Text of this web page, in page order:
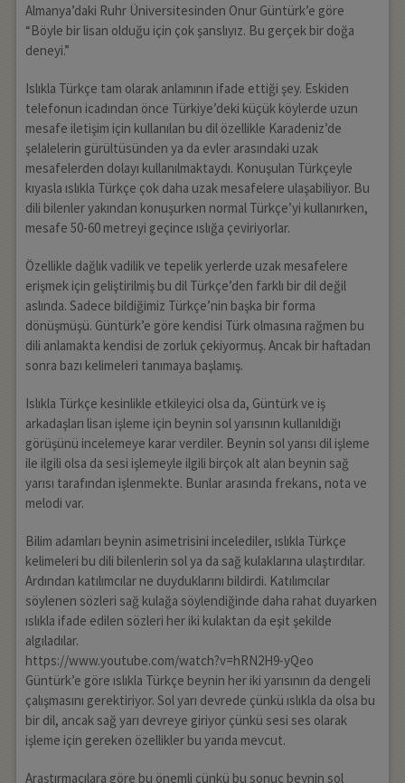
Almanya’daki Ruhr Üniversitesinden Onur Güntürk’e göre
“Böyle bir lisan olduğu için çok şanslıyız. Bu gerçek bir doğa
deneyi.”
Islıkla Türkçe tam olarak anlamının ifade ettiği şey. Eskiden
telefonun icadından önce Türkiye’deki küçük köylerde uzun
mesafe iletişim için kullanılan bu dil özellikle Karadeniz’de
şelalelerin gürültüsünden ya da evler arasındaki uzak
mesafelerden dolayı kullanılmaktaydı. Konuşulan Türkçeyle
kıyasla ıslıkla Türkçe çok daha uzak mesafelere ulaşabiliyor. Bu
dili bilenler yakından konuşurken normal Türkçe’yi kullanırken,
mesafe 50-60 metreyi geçince ıslığa çeviriyorlar.
Özellikle dağlık vadilik ve tepelik yerlerde uzak mesafelere
erişmek için geliştirilmiş bu dil Türkçe’den farklı bir dil değil
aslında. Sadece bildiğimiz Türkçe’nin başka bir forma
dönüşmüşü. Güntürk’e göre kendisi Türk olmasına rağmen bu
dili anlamakta kendisi de zorluk çekiyormuş. Ancak bir haftadan
sonra bazı kelimeleri tanımaya başlamış.
Islıkla Türkçe kesinlikle etkileyici olsa da, Güntürk ve iş
arkadaşları lisan işleme için beynin sol yarısının kullanıldığı
görüşünü incelemeye karar verdiler. Beynin sol yarısı dil işleme
ile ilgili olsa da sesi işlemeyle ilgili birçok alt alan beynin sağ
yarısı tarafından işlenmekte. Bunlar arasında frekans, nota ve
melodi var.
Bilim adamları beynin asimetrisini incelediler, ıslıkla Türkçe
kelimeleri bu dili bilenlerin sol ya da sağ kulaklarına ulaştırdılar.
Ardından katılımcılar ne duyduklarını bildirdi. Katılımcılar
söylenen sözleri sağ kulağa söylendiğinde daha rahat duyarken
ıslıkla ifade edilen sözleri her iki kulaktan da eşit şekilde
algıladılar.
https://www.youtube.com/watch?v=hRN2H9-yQeo
Güntürk’e göre ıslıkla Türkçe beynin her iki yarısının da dengeli
çalışmasını gerektiriyor. Sol yarı devrede çünkü ıslıkla da olsa bu
bir dil, ancak sağ yarı devreye giriyor çünkü sesi ses olarak
işleme için gereken özellikler bu yarıda mevcut.
Araştırmacılara göre bu önemli çünkü bu sonuç beynin sol